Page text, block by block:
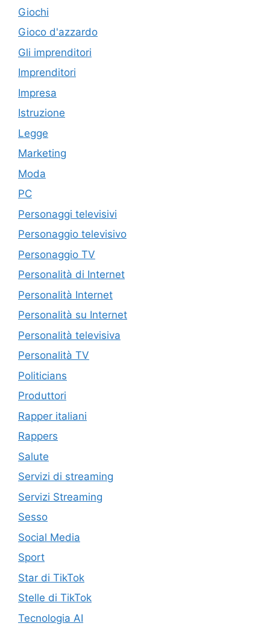
Giochi
Gioco d'azzardo
Gli imprenditori
Imprenditori
Impresa
Istruzione
Legge
Marketing
Moda
PC
Personaggi televisivi
Personaggio televisivo
Personaggio TV
Personalità di Internet
Personalità Internet
Personalità su Internet
Personalità televisiva
Personalità TV
Politicians
Produttori
Rapper italiani
Rappers
Salute
Servizi di streaming
Servizi Streaming
Sesso
Social Media
Sport
Star di TikTok
Stelle di TikTok
Tecnologia AI